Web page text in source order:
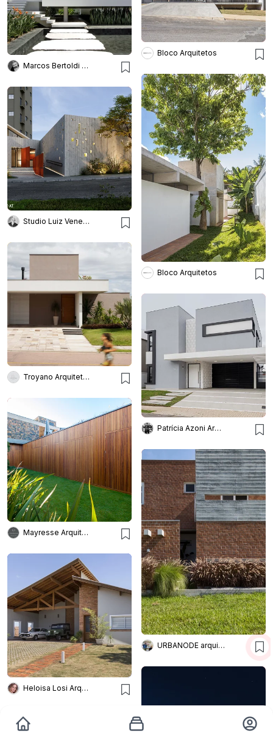
Bloco Arquitetos
Marcos Bertoldi Arquitetos
Bloco Arquitetos
Studio Luiz Veneziano Arqu.
Troyano Arquitetura
Patrícia Azoni Arquitetura + Arte & Design
Mayresse Arquitetura
URBANODE arquitetura
Heloisa Losi Arquitetura e Decoração